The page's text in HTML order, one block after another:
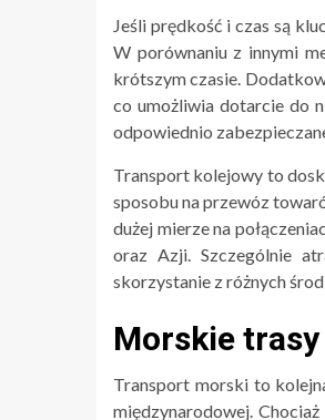
Jeśli prędkość i czas są
W porównaniu z innymi
krótszym czasie.
co umożliwia dotarcie do
odpowiednio
Transport kolejowy to
sposobu na przewóz
dużej mierze na
oraz Azji. Szczególnie
skorzystanie z różnych
Morskie
Transport morski to
międzynarodowej.